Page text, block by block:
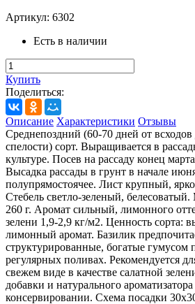
Артикул: 6302
Есть в наличии
Купить
Поделиться:
Описание Характеристики Отзывы
Среднепоздний (60-70 дней от всходов
спелости) сорт. Выращивается в
культуре. Посев на рассаду конец
Высадка рассады в грунт в начале
полупрямостоячее. Лист крупный,
Стебель светло-зеленый, белесоватый.
260 г. Аромат сильный, лимонного
зелени 1,9-2,9 кг/м2. Ценность сорта:
лимонный аромат. Базилик
структурированные, богатые гумусом
регулярных поливах. Рекомендуется
свежем виде в качестве салатной
добавки и натурального
консервировании. Схема посадки